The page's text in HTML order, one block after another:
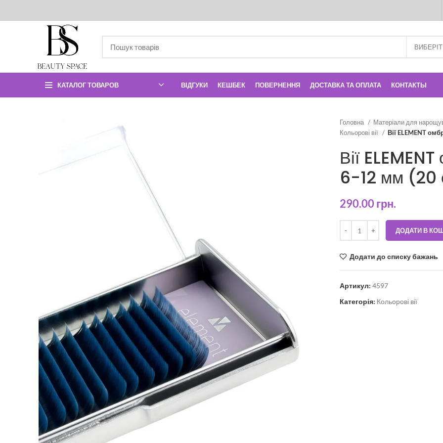
КАТАЛОГ ТОВАРОВ ВІДГУКИ КЕШБЕК ПОВЕРНЕННЯ ДОСТАВКА ТА ОПЛАТА КОНТАКТЫ
Головна
Матеріали для
Кольорові вії
Вії ELEMENT
Вії
6-12 мм (20
290.00грн.
ДОДАТИ В
Додати до списку бажань
Артикул: 4597
Категорія: Кольорові вії